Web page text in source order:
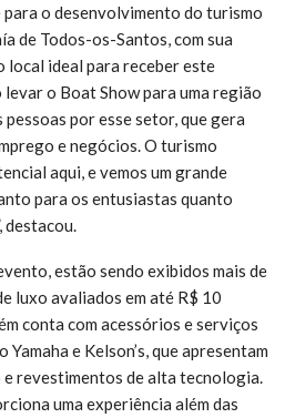
o desenvolvimento do turismo
de Todos-os-Santos, com sua
local ideal para receber este
o Boat Show para uma região
por esse setor, que gera
e negócios. O turismo
aqui, e vemos um grande
para os entusiastas quanto
destacou.
estão sendo exibidos mais de
luxo avaliados em até R$ 10
conta com acessórios e serviços
Yamaha e Kelson’s, que apresentam
revestimentos de alta tecnologia.
uma experiência além das